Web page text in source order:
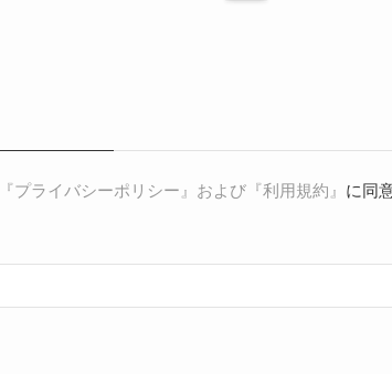
『プライバシーポリシー』および『利用規約』 に同